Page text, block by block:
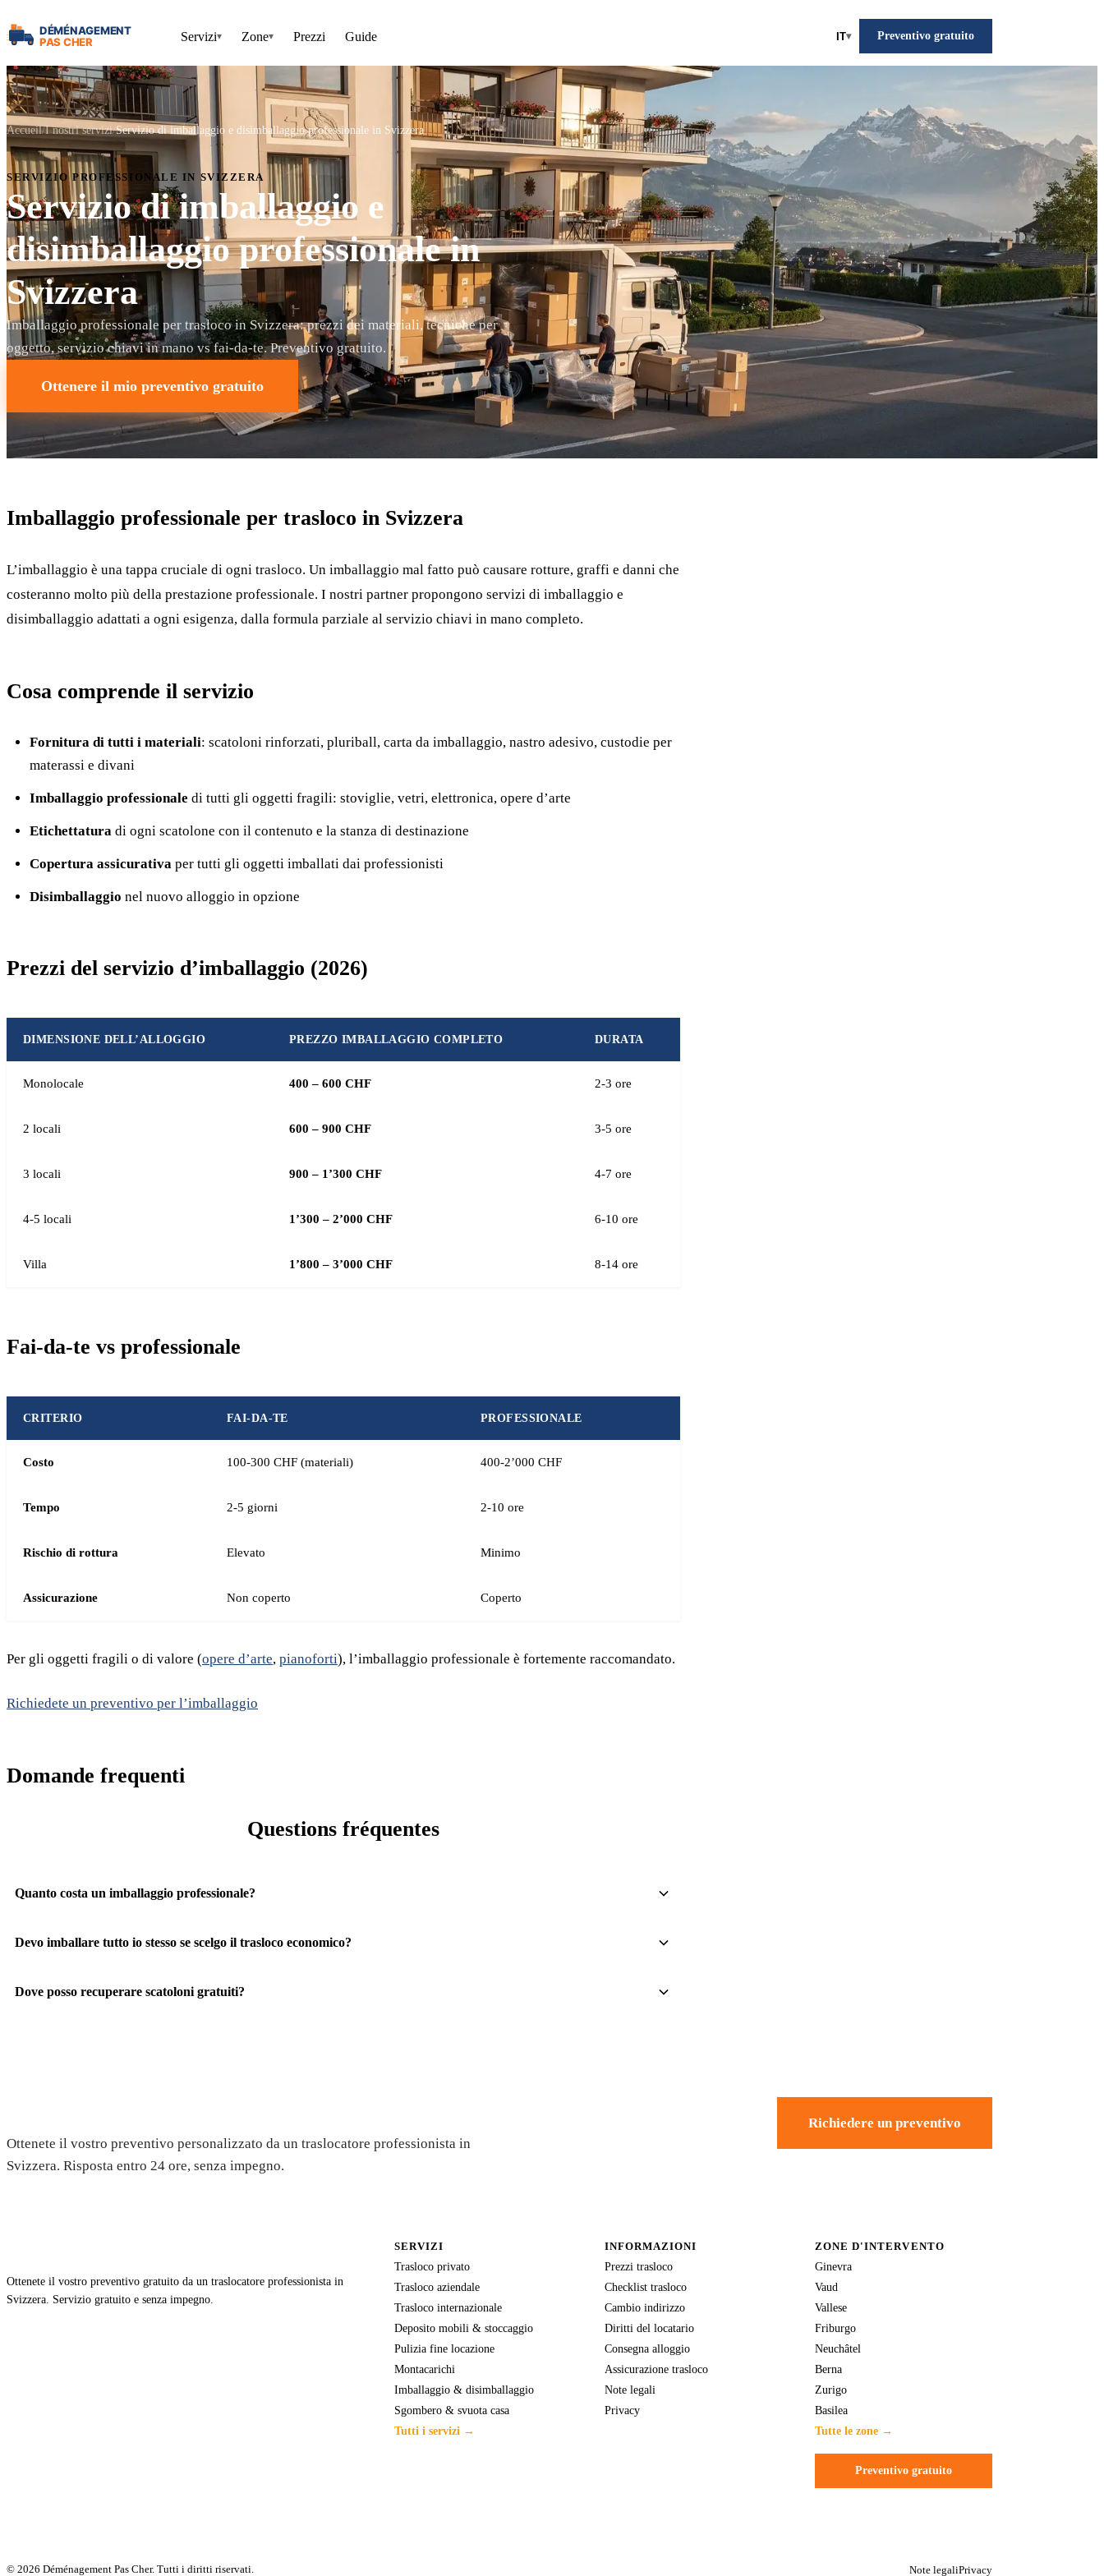
Servizi▾ Zone▾ Prezzi Guide IT▾ Preventivo gratuito
Accueil I nostri servizi Servizio di imballaggio e disimballaggio professionale in Svizzera
SERVIZIO PROFESSIONALE IN SVIZZERA
Servizio di imballaggio e
disimballaggio professionale in
Svizzera
Imballaggio professionale per trasloco in Svizzera: prezzi dei materiali, tecniche per
oggetto, servizio chiavi in mano vs fai-da-te. Preventivo gratuito.
Ottenere il mio preventivo gratuito
Imballaggio professionale per trasloco in Svizzera
L’imballaggio è una tappa cruciale di ogni trasloco. Un imballaggio mal fatto può causare rotture, graffi e danni che
costeranno molto più della prestazione professionale. I nostri partner propongono servizi di imballaggio e
disimballaggio adattati a ogni esigenza, dalla formula parziale al servizio chiavi in mano completo.
Cosa comprende il servizio
Fornitura di tutti i materiali: scatoloni rinforzati, pluriball, carta da imballaggio, nastro adesivo, custodie per
materassi e divani
Imballaggio professionale di tutti gli oggetti fragili: stoviglie, vetri, elettronica, opere d’arte
Etichettatura di ogni scatolone con il contenuto e la stanza di destinazione
Copertura assicurativa per tutti gli oggetti imballati dai professionisti
Disimballaggio nel nuovo alloggio in opzione
Prezzi del servizio d’imballaggio (2026)
DIMENSIONE DELL’ALLOGGIO PREZZO IMBALLAGGIO COMPLETO DURATA
Monolocale 400 – 600 CHF 2-3 ore
2 locali 600 – 900 CHF 3-5 ore
3 locali 900 – 1’300 CHF 4-7 ore
4-5 locali 1’300 – 2’000 CHF 6-10 ore
Villa 1’800 – 3’000 CHF 8-14 ore
Fai-da-te vs professionale
CRITERIO FAI-DA-TE PROFESSIONALE
Costo 100-300 CHF (materiali) 400-2’000 CHF
Tempo 2-5 giorni 2-10 ore
Rischio di rottura Elevato Minimo
Assicurazione Non coperto Coperto
Per gli oggetti fragili o di valore (opere d’arte, pianoforti), l’imballaggio professionale è fortemente raccomandato.
Richiedete un preventivo per l’imballaggio
Domande frequenti
Questions fréquentes
Quanto costa un imballaggio professionale?
Devo imballare tutto io stesso se scelgo il trasloco economico?
Dove posso recuperare scatoloni gratuiti?
Ottenete il vostro preventivo personalizzato da un traslocatore professionista in
Svizzera. Risposta entro 24 ore, senza impegno.
Richiedere un preventivo
Ottenete il vostro preventivo gratuito da un traslocatore professionista in
Svizzera. Servizio gratuito e senza impegno.
SERVIZI
Trasloco privato
Trasloco aziendale
Trasloco internazionale
Deposito mobili & stoccaggio
Pulizia fine locazione
Montacarichi
Imballaggio & disimballaggio
Sgombero & svuota casa
Tutti i servizi →
INFORMAZIONI
Prezzi trasloco
Checklist trasloco
Cambio indirizzo
Diritti del locatario
Consegna alloggio
Assicurazione trasloco
Note legali
Privacy
ZONE D'INTERVENTO
Ginevra
Vaud
Vallese
Friburgo
Neuchâtel
Berna
Zurigo
Basilea
Tutte le zone →
Preventivo gratuito
© 2026 Déménagement Pas Cher. Tutti i diritti riservati. Note legaliPrivacy